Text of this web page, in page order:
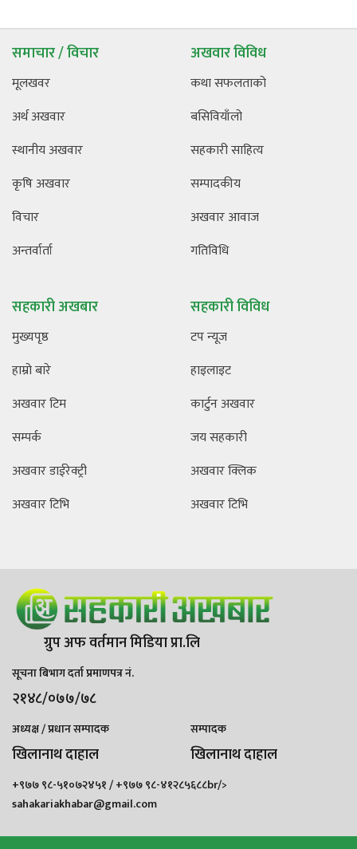
समाचार / विचार
मूलखवर
अर्थ अखवार
स्थानीय अखवार
कृषि अखवार
विचार
अन्तर्वार्ता
अखवार विविध
कथा सफलताको
बसिवियाँलो
सहकारी साहित्य
सम्पादकीय
अखवार आवाज
गतिविधि
सहकारी अखबार
मुख्यपृष्ठ
हाम्रो बारे
अखवार टिम
सम्पर्क
अखवार डाईरेक्ट्री
अखवार टिभि
सहकारी विविध
टप न्यूज
हाइलाइट
कार्टुन अखवार
जय सहकारी
अखवार क्लिक
अखवार टिभि
ग्रुप अफ वर्तमान मिडिया प्रा.लि
सूचना बिभाग दर्ता प्रमाणपत्र नं.
२१४८/०७७/७८
अध्यक्ष / प्रधान सम्पादक
खिलानाथ दाहाल
सम्पादक
खिलानाथ दाहाल
+९७७ ९८-५१०७२४५१ / +९७७ ९८-४१२८५६८८br/>
sahakariakhabar@gmail.com